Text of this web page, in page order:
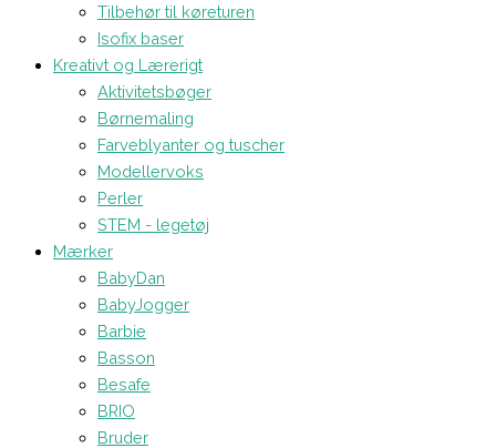
Tilbehør til køreturen
Isofix baser
Kreativt og Lærerigt
Aktivitetsbøger
Børnemaling
Farveblyanter og tuscher
Modellervoks
Perler
STEM - legetøj
Mærker
BabyDan
BabyJogger
Barbie
Basson
Besafe
BRIO
Bruder